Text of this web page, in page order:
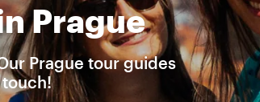
Prague
Prague tour guides
touch!